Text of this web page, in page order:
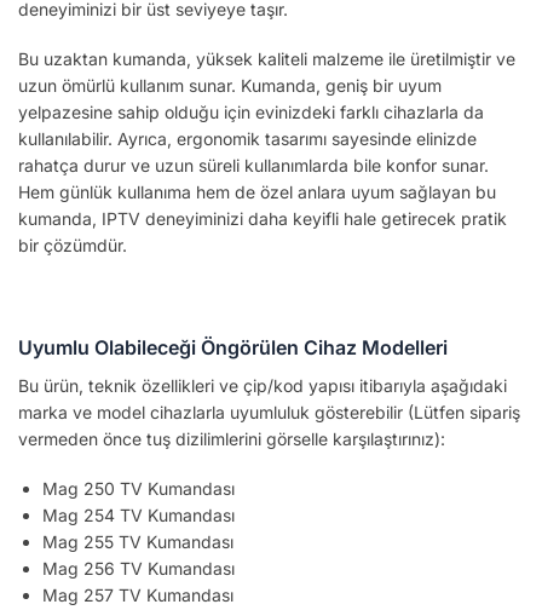
deneyiminizi bir üst seviyeye taşır.
Bu uzaktan kumanda, yüksek kaliteli malzeme ile üretilmiştir ve
uzun ömürlü kullanım sunar. Kumanda, geniş bir uyum
yelpazesine sahip olduğu için evinizdeki farklı cihazlarla da
kullanılabilir. Ayrıca, ergonomik tasarımı sayesinde elinizde
rahatça durur ve uzun süreli kullanımlarda bile konfor sunar.
Hem günlük kullanıma hem de özel anlara uyum sağlayan bu
kumanda, IPTV deneyiminizi daha keyifli hale getirecek pratik
bir çözümdür.
Uyumlu Olabileceği Öngörülen Cihaz Modelleri
Bu ürün, teknik özellikleri ve çip/kod yapısı itibarıyla aşağıdaki
marka ve model cihazlarla uyumluluk gösterebilir (Lütfen sipariş
vermeden önce tuş dizilimlerini görselle karşılaştırınız):
Mag 250 TV Kumandası
Mag 254 TV Kumandası
Mag 255 TV Kumandası
Mag 256 TV Kumandası
Mag 257 TV Kumandası